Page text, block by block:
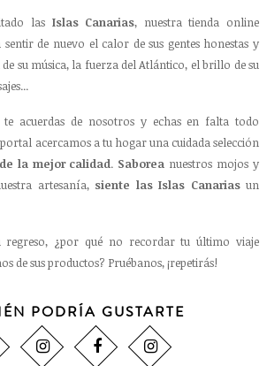
las Islas Canarias, nuestra tienda online
de nuevo el calor de sus gentes honestas y
su música, la fuerza del Atlántico, el brillo de su
acuerdas de nosotros y echas en falta todo
acercamos a tu hogar una cuidada selección
la mejor calidad. Saborea nuestros mojos y
artesanía, siente las Islas Canariasun
regreso, ¿por qué no recordar tu último viaje
de sus productos? Pruébanos, ¡repetirás!
PODRÍA GUSTARTE